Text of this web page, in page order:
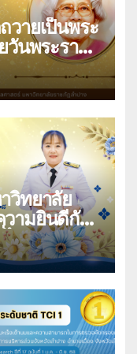
ายเป็นพระ
วันพระราช
ทราบรม
ห่งชาติ 21
วิทยาลัย
ด้รับ
สริยาภรณ์